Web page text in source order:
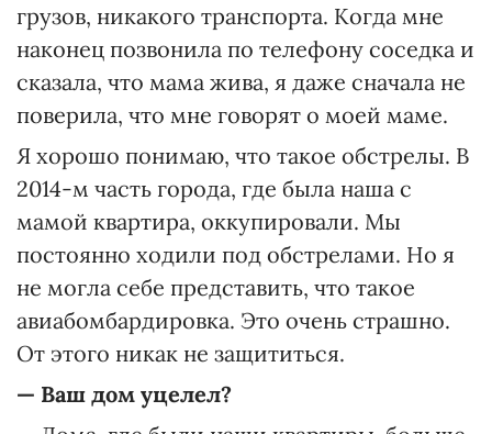
грузов, никакого транспорта. Когда мне
наконец позвонила по телефону соседка и
сказала, что мама жива, я даже сначала не
поверила, что мне говорят о моей маме.
Я хорошо понимаю, что такое обстрелы. В
2014-м часть города, где была наша с
мамой квартира, оккупировали. Мы
постоянно ходили под обстрелами. Но я
не могла себе представить, что такое
авиабомбардировка. Это очень страшно.
От этого никак не защититься.
— Ваш дом уцелел?